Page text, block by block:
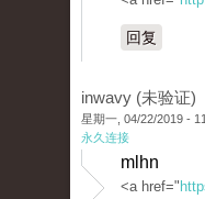
回复
inwavy (未验证)
星期一, 04/22/2019 -
永久连接
mlhn
<a href="